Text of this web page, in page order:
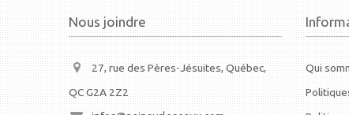
Nous joindre
27, rue des Pères-Jésuites, Québec,
QC G2A 2Z2
Qui